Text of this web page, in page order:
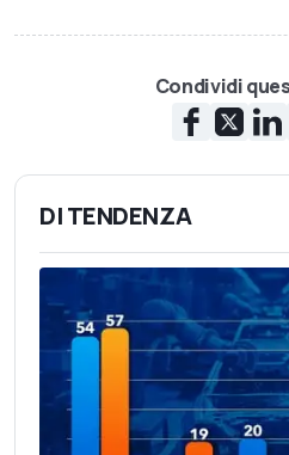
Condividi
DI TENDENZA